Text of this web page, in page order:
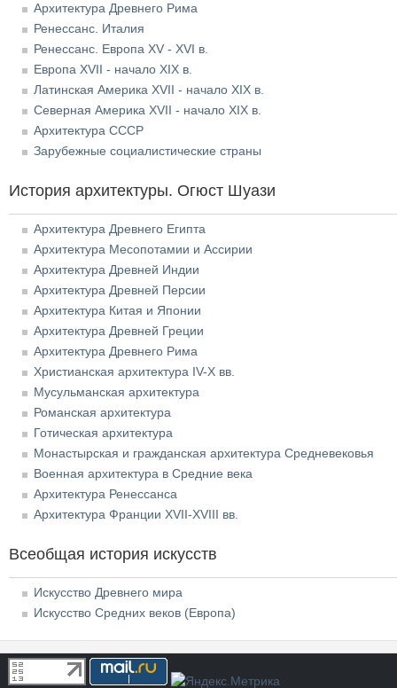
Архитектура Древнего Рима
Ренессанс. Италия
Ренессанс. Европа XV - XVI в.
Европа XVII - начало XIX в.
Латинская Америка XVII - начало XIX в.
Северная Америка XVII - начало XIX в.
Архитектура СССР
Зарубежные социалистические страны
История архитектуры. Огюст Шуази
Архитектура Древнего Египта
Архитектура Месопотамии и Ассирии
Архитектура Древней Индии
Архитектура Древней Персии
Архитектура Китая и Японии
Архитектура Древней Греции
Архитектура Древнего Рима
Христианская архитектура IV-X вв.
Мусульманская архитектура
Романская архитектура
Готическая архитектура
Монастырская и гражданская архитектура Средневековья
Военная архитектура в Средние века
Архитектура Ренессанса
Архитектура Франции XVII-XVIII вв.
Всеобщая история искусств
Искусство Древнего мира
Искусство Средних веков (Европа)